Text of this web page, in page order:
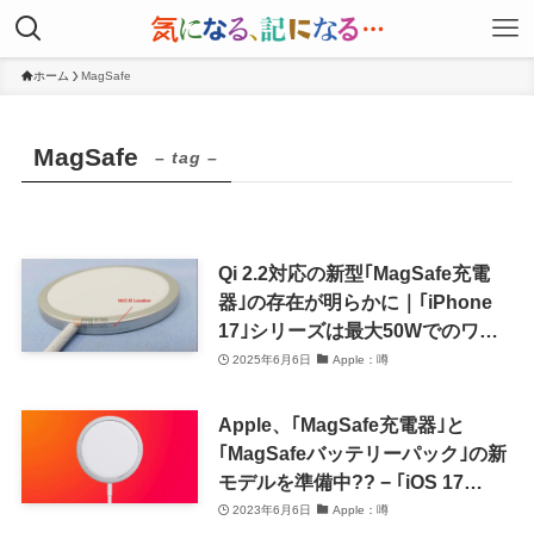
ホーム MagSafe
MagSafe – tag –
Qi 2.2対応の新型｢MagSafe充電
器｣の存在が明らかに｜｢iPhone
17｣シリーズは最大50Wでのワイ
ヤレス充電に対応か
2025年6月6日 Apple：噂
Apple、｢MagSafe充電器｣と
｢MagSafeバッテリーパック｣の新
モデルを準備中?? − ｢iOS 17
beta｣から記述が見つかる
2023年6月6日 Apple：噂